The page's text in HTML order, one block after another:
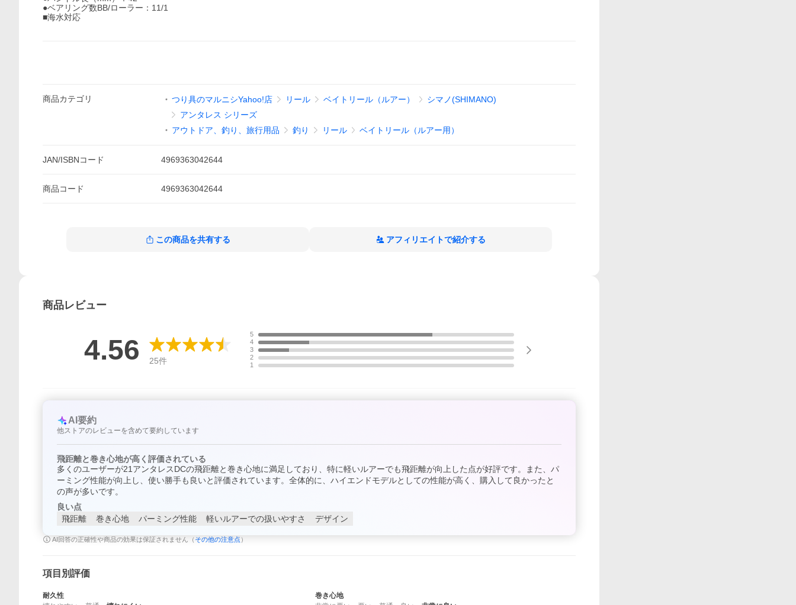
●ベアリング数BB/ローラー：11/1
■海水対応
商品カテゴリ つり具のマルニシYahoo!店 リール ベイトリール（ルアー）
シマノ(SHIMANO)
アンタレス シリーズ
アウトドア、釣り、旅行用品
釣り リール ベイトリール（ルアー用）
JAN/ISBNコード 4969363042644
商品コード 4969363042644
この商品を共有する アフィリエイトで紹介する
商品レビュー
4.56 25件
5
4
3
2
1
AI要約
他ストアのレビューを含めて要約しています
飛距離と巻き心地が高く評価されている
多くのユーザーが21アンタレスDCの飛距離と巻き心地に満足しており、特に軽いルアーでも飛距離が向上した点が好評です。また、パ
ーミング性能が向上し、使い勝手も良いと評価されています。全体的に、ハイエンドモデルとしての性能が高く、購入して良かったと
の声が多いです。
良い点
飛距離
巻き心地 パーミング性能 軽いルアーでの扱いやすさ デザイン
AI回答の正確性や商品の効果は保証されません（ その他の注意点 ）
項目別評価
耐久性
巻き心地